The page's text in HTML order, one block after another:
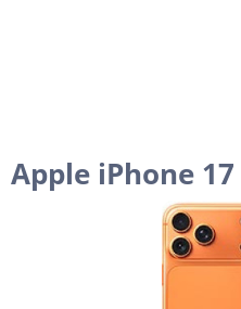
Apple iPhone